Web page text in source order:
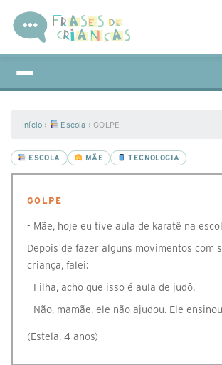
Início › Escola ›GOLPE
ESCOLA MÃE TECNOLOGIA
GOLPE
- Mãe, hoje eu tive aula de karatê na
Depois de fazer alguns movimentos com
criança, falei:
- Filha, acho que isso é aula de judô.
- Não, mamãe, ele não ajudou. Ele
(Estela, 4 anos)